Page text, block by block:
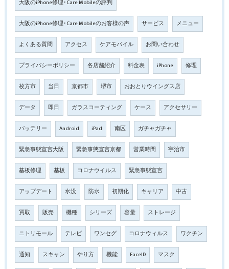
大阪のiPhone修理･Care Mobileの評判
大阪のiPhone修理･Care Mobileのお客様の声 サービス メニュー
よくある質問 アクセス ケアモバイル お問い合わせ
プライバシーポリシー 各店舗紹介 料金表 iPhone 修理
枚方市 当日 京都市 堺市 おおとりウイングス店
データ 即日 ガラスコーティング ケース アクセサリー
バッテリー Android iPad 南区 ガチャガチャ
緊急事態宣言大阪 緊急事態宣言京都 営業時間 宇治市
基板修理 基板 コロナウイルス 緊急事態宣言
アップデート 水没 防水 初期化 キャリア 中古
買取 販売 機種 シリーズ 容量 ストレージ
ニトリモール テレビ ワンセグ コロナウィルス ワクチン
通知 スキャン やり方 機能 FaceID マスク